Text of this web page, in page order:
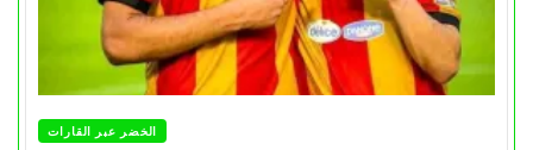
الخضر عبر القارات